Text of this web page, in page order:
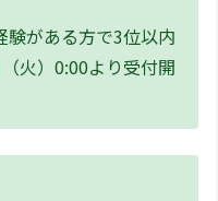
験がある方で3位以内
火）0:00より受付開